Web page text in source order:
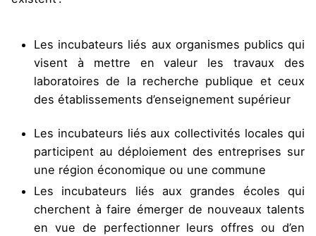
Les incubateurs liés aux organismes publics qui
visent à mettre en valeur les travaux des
laboratoires de la recherche publique et ceux
des établissements d’enseignement supérieur
Les incubateurs liés aux collectivités locales qui
participent au déploiement des entreprises sur
une région économique ou une commune
Les incubateurs liés aux grandes écoles qui
cherchent à faire émerger de nouveaux talents
en vue de perfectionner leurs offres ou d’en